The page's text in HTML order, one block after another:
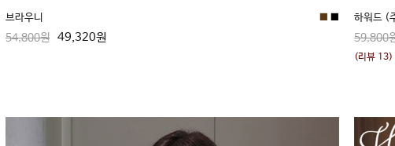
브라우니
54,800원 49,320원
하워드 (
59,800
(리뷰 13)